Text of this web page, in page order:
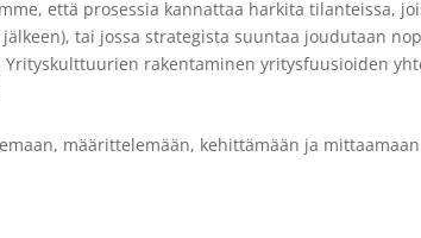
että prosessia kannattaa harkita tilanteissa,
tai jossa strategista suuntaa joudutaan
rakentaminen yritysfuusioiden
määrittelemään, kehittämään ja